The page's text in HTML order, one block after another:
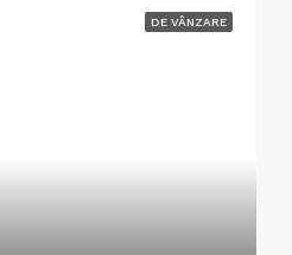
DE VÂNZARE